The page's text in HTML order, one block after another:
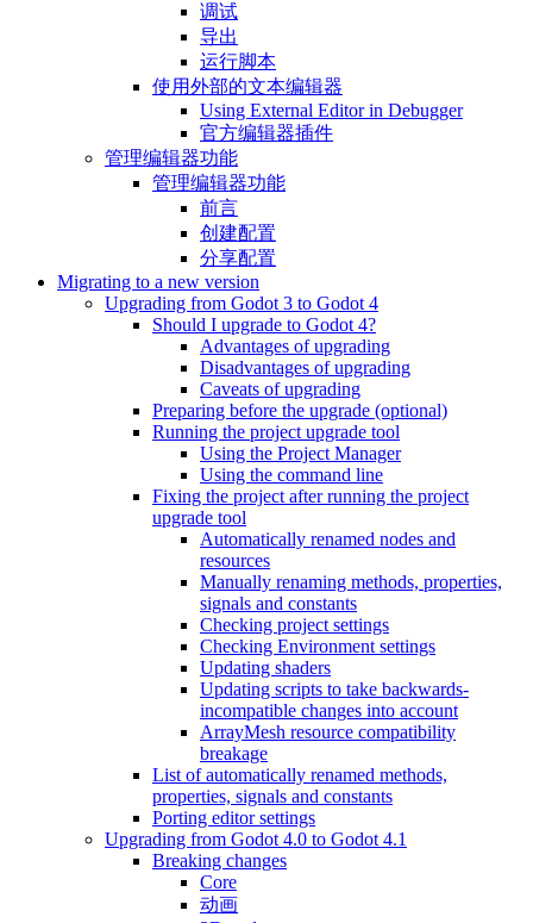
调试
导出
运行脚本
使用外部的文本编辑器
Using External Editor in Debugger
官方编辑器插件
管理编辑器功能
管理编辑器功能
前言
创建配置
分享配置
Migrating to a new version
Upgrading from Godot 3 to Godot 4
Should I upgrade to Godot 4?
Advantages of upgrading
Disadvantages of upgrading
Caveats of upgrading
Preparing before the upgrade (optional)
Running the project upgrade tool
Using the Project Manager
Using the command line
Fixing the project after running the project
upgrade tool
Automatically renamed nodes and
resources
Manually renaming methods, properties,
signals and constants
Checking project settings
Checking Environment settings
Updating shaders
Updating scripts to take backwards-
incompatible changes into account
ArrayMesh resource compatibility
breakage
List of automatically renamed methods,
properties, signals and constants
Porting editor settings
Upgrading from Godot 4.0 to Godot 4.1
Breaking changes
Core
动画